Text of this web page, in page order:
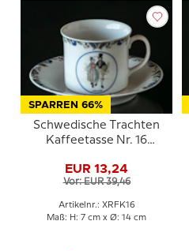
SPARREN 66%
Schwedische Trachten
Kaffeetasse Nr. 16
EUR 13,24
Vor: EUR 39,46
Artikelnr.: XRFK16
Maß: H: 7 cm x Ø: 14 cm